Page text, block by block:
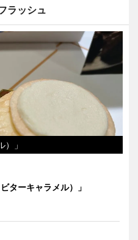
ラッシュ
」
ターキャラメル）」